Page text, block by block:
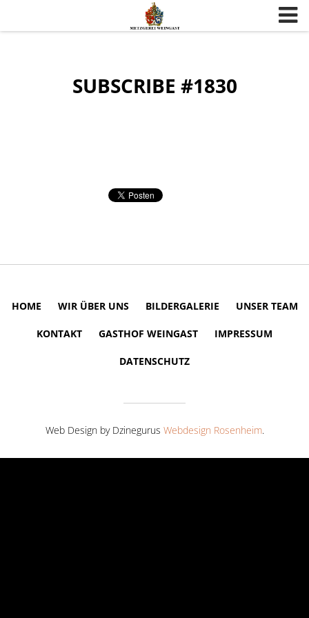
SUBSCRIBE #1830
HOME WIR ÜBER UNS BILDERGALERIE UNSER TEAM
KONTAKT GASTHOF WEINGAST IMPRESSUM
DATENSCHUTZ
Web Design by Dzinegurus Webdesign Rosenheim.